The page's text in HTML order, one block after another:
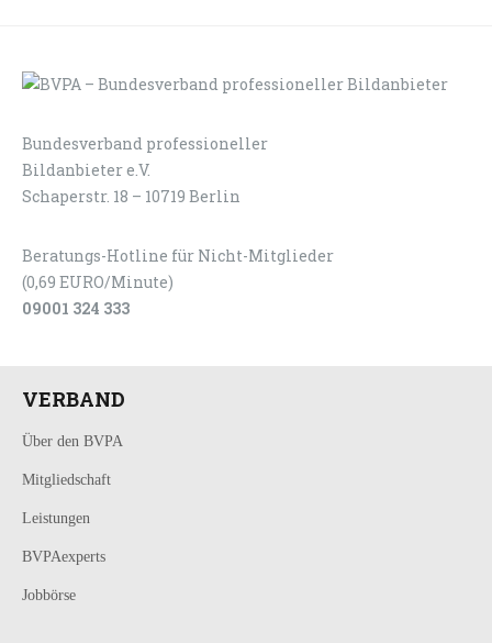
Bundesverband professioneller
Bildanbieter e.V.
Schaperstr. 18 – 10719 Berlin
Beratungs-Hotline für Nicht-Mitglieder
(0,69 EURO/Minute)
09001 324 333
VERBAND
Über den BVPA
Mitgliedschaft
Leistungen
BVPAexperts
Jobbörse